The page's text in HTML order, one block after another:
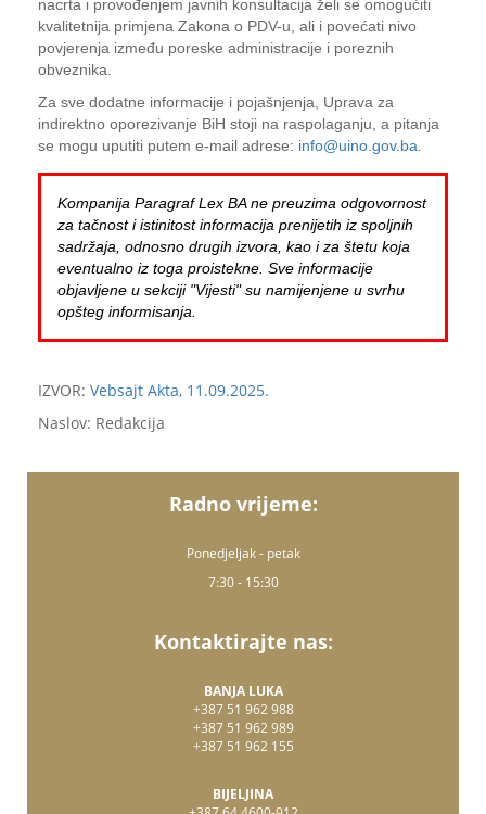
nacrta i provođenjem javnih konsultacija želi se omogućiti
kvalitetnija primjena Zakona o PDV-u, ali i povećati nivo
povjerenja između poreske administracije i poreznih
obveznika.
Za sve dodatne informacije i pojašnjenja, Uprava za
indirektno oporezivanje BiH stoji na raspolaganju, a pitanja
se mogu uputiti putem e-mail adrese: info@uino.gov.ba
Kompanija Paragraf Lex BA ne preuzima odgovornost
za tačnost i istinitost informacija prenijetih iz spoljnih
sadržaja, odnosno drugih izvora, kao i za štetu koja
eventualno iz toga proistekne. Sve informacije
objavljene u sekciji "Vijesti" su namijenjene u svrhu
opšteg informisanja.
IZVOR: Vebsajt Akta, 11.09.2025.
Naslov: Redakcija
Radno vrijeme:
Ponedjeljak - petak
7:30 - 15:30
Kontaktirajte nas:
BANJA LUKA
+387 51 962 988
+387 51 962 989
+387 51 962 155
BIJELJINA